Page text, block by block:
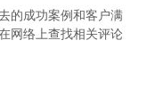
的成功案例和客户满
网络上查找相关评论